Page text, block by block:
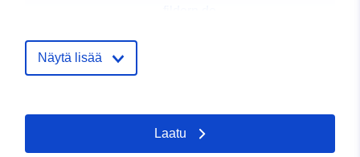
http://www.neuhausen-
fildern.de
Näytä lisää
Laatu